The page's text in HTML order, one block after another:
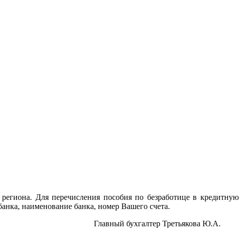
Для перечисления пособия по безработице в кредитную
наименование банка, номер Вашего счета.
бухгалтер Третьякова Ю.А.